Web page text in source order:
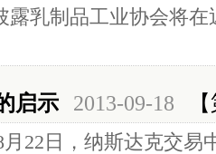
露乳制品工业协会将
启示 2013-09-18
日，纳斯达克交易